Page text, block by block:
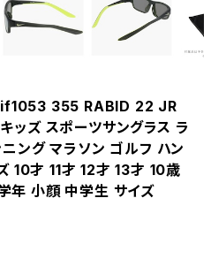
if1053 355 RABID 22 JR
ッズ スポーツサングラス ラ
ング マラソン ゴルフ ハン
10才 11才 12才 13才 10歳
年 小顔 中学生 サイズ